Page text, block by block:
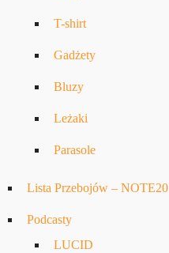
T-shirt
Gadżety
Bluzy
Leżaki
Parasole
Lista Przebojów – NOTE20
Podcasty
LUCID